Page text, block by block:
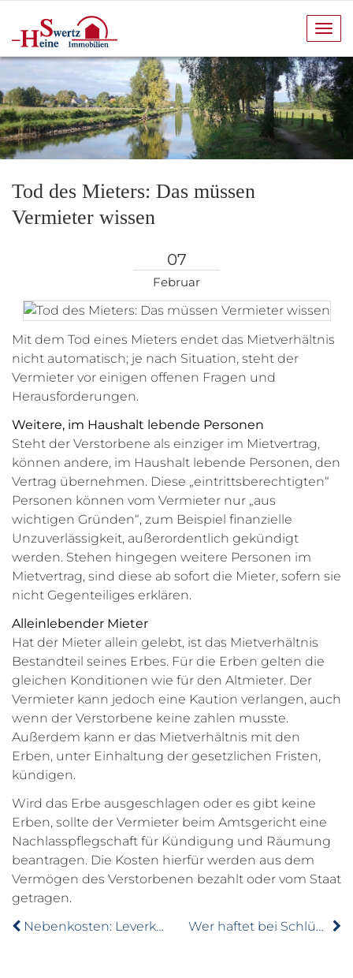
Tod des Mieters: Das müssen
Vermieter wissen
07
Februar
Mit dem Tod eines Mieters endet das Mietverhältnis
nicht automatisch; je nach Situation, steht der
Vermieter vor einigen offenen Fragen und
Herausforderungen.
Weitere, im Haushalt lebende Personen
Steht der Verstorbene als einziger im Mietvertrag,
können andere, im Haushalt lebende Personen, den
Vertrag übernehmen. Diese „eintrittsberechtigten“
Personen können vom Vermieter nur „aus
wichtigen Gründen“, zum Beispiel finanzielle
Unzuverlässigkeit, außerordentlich gekündigt
werden. Stehen hingegen weitere Personen im
Mietvertrag, sind diese ab sofort die Mieter, sofern sie
nicht Gegenteiliges erklären.
Alleinlebender Mieter
Hat der Mieter allein gelebt, ist das Mietverhältnis
Bestandteil seines Erbes. Für die Erben gelten die
gleichen Konditionen wie für den Altmieter. Der
Vermieter kann jedoch eine Kaution verlangen, auch
wenn der Verstorbene keine zahlen musste.
Außerdem kann er das Mietverhältnis mit den
Erben, unter Einhaltung der gesetzlichen Fristen,
kündigen.
Wird das Erbe ausgeschlagen oder es gibt keine
Erben, sollte der Vermieter beim Amtsgericht eine
Nachlasspflegschaft für Kündigung und Räumung
beantragen. Die Kosten hierfür werden aus dem
Vermögen des Verstorbenen bezahlt oder vom Staat
getragen.
Nebenkosten: Leverkusen verlangt Höchstpreise
Wer haftet bei Schlüsselverlust?